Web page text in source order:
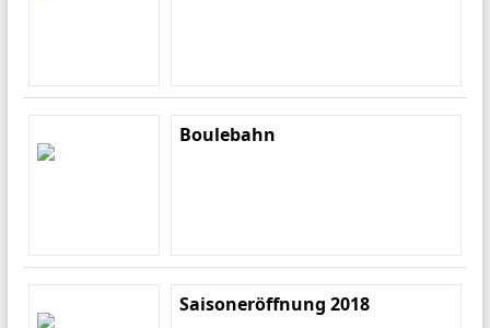
Boulebahn
Saisoneröffnung 2018